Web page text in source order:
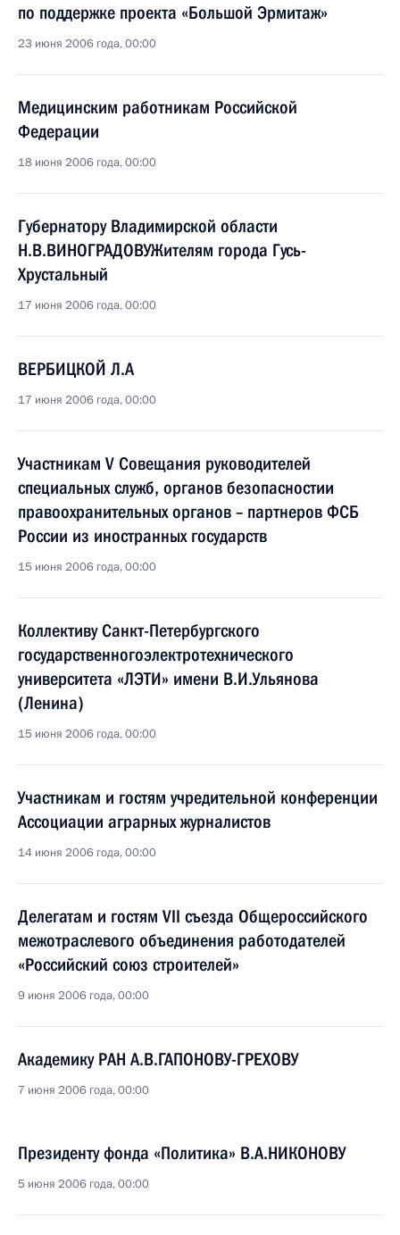
по поддержке проекта «Большой Эрмитаж»
23 июня 2006 года, 00:00
Медицинским работникам Российской
Федерации
18 июня 2006 года, 00:00
Губернатору Владимирской области
Н.В.ВИНОГРАДОВУЖителям города Гусь-
Хрустальный
17 июня 2006 года, 00:00
ВЕРБИЦКОЙ Л.А
17 июня 2006 года, 00:00
Участникам V Совещания руководителей
специальных служб, органов безопасностии
правоохранительных органов – партнеров ФСБ
России из иностранных государств
15 июня 2006 года, 00:00
Коллективу Санкт-Петербургского
государственногоэлектротехнического
университета «ЛЭТИ» имени В.И.Ульянова
(Ленина)
15 июня 2006 года, 00:00
Участникам и гостям учредительной конференции
Ассоциации аграрных журналистов
14 июня 2006 года, 00:00
Делегатам и гостям VII съезда Общероссийского
межотраслевого объединения работодателей
«Российский союз строителей»
9 июня 2006 года, 00:00
Академику РАН А.В.ГАПОНОВУ-ГРЕХОВУ
7 июня 2006 года, 00:00
Президенту фонда «Политика» В.А.НИКОНОВУ
5 июня 2006 года, 00:00